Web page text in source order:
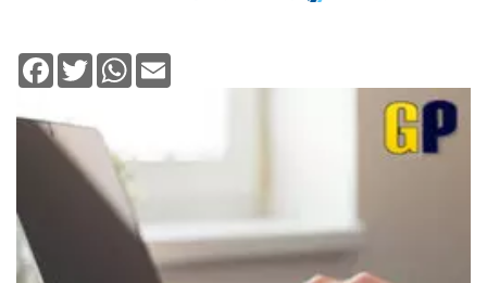
Facebook
TwitterWhatsApp